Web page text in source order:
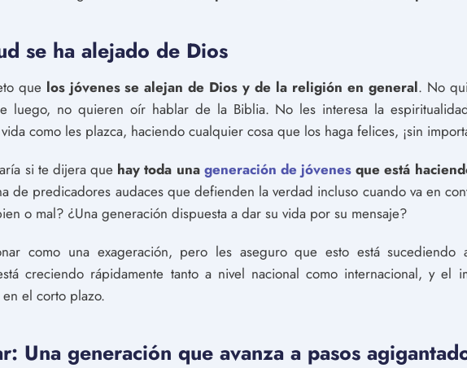
se ha alejado de Dios
que los jóvenes se alejan de Dios y de la religión en general. No
luego, no quieren oír hablar de la Biblia. No les interesa la
como les plazca, haciendo cualquier cosa que los haga felices, ¡sin
si te dijera que hay toda una generación de jóvenes que está
de predicadores audaces que defienden la verdad incluso cuando va en
o mal? ¿Una generación dispuesta a dar su vida por su mensaje?
como una exageración, pero les aseguro que esto está sucediendo
creciendo rápidamente tanto a nivel nacional como internacional, y el
el corto plazo.
Una generación que avanza a pasos